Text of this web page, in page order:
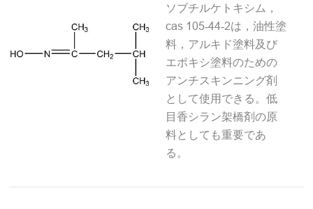
ソブチルケトキシム，
cas 105‐44‐2は，油性塗
料，アルキド塗料及び
エポキシ塗料のための
アンチスキンニング剤
として使用できる。低
目香シラン架橋剤の原
料としても重要であ
る。